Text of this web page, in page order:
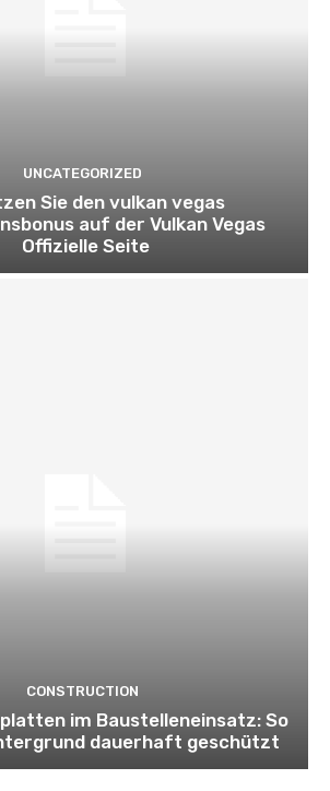
UNCATEGORIZED
Sie den vulkan vegas
auf der Vulkan Vegas
Offizielle Seite
CONSTRUCTION
im Baustelleneinsatz: So
dauerhaft geschützt